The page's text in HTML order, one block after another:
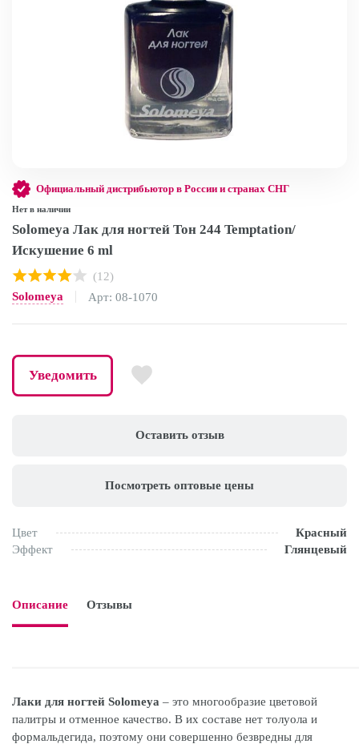
Оставить отзыв
Посмотреть оптовые цены
Цвет
Красный
Эффект
Глянцевый
Официальный дистрибьютор в России и странах СНГ
Нет в наличии
Solomeya Лак для ногтей Тон 244 Temptation/
Искушение 6 ml
(12)
Solomeya
Арт: 08-1070
Уведомить
Описание Отзывы
Лаки для ногтей Solomeya – это многообразие цветовой
палитры и отменное качество. В их составе нет толуола и
формальдегида, поэтому они совершенно безвредны для